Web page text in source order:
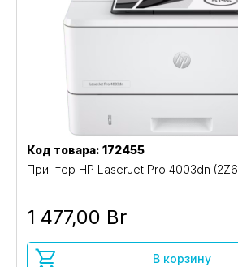
Код товара: 172455
Принтер HP LaserJet Pro 4003dn
1 477,00 Br
В корзину